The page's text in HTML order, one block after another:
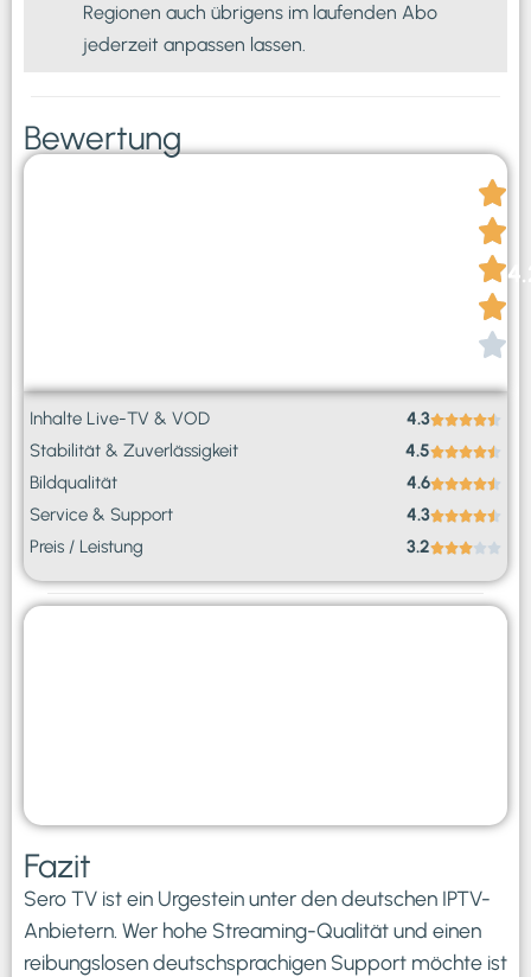
Regionen auch übrigens im laufenden Abo
jederzeit anpassen lassen.
Bewertung
Inhalte Live-TV & VOD
4.3
Stabilität & Zuverlässigkeit
4.5
Bildqualität
4.6
Service & Support
4.3
Preis / Leistung
3.2
Fazit
Sero TV ist ein Urgestein unter den deutschen IPTV-
Anbietern. Wer hohe Streaming-Qualität und einen
reibungslosen deutschsprachigen Support möchte ist